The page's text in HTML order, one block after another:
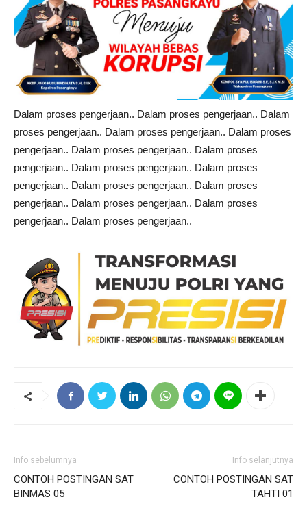
Dalam proses pengerjaan.. Dalam proses pengerjaan.. Dalam
proses pengerjaan.. Dalam proses pengerjaan.. Dalam proses
pengerjaan.. Dalam proses pengerjaan.. Dalam proses
pengerjaan.. Dalam proses pengerjaan.. Dalam proses
pengerjaan.. Dalam proses pengerjaan.. Dalam proses
pengerjaan.. Dalam proses pengerjaan.. Dalam proses
pengerjaan.. Dalam proses pengerjaan..
Info sebelumnya
CONTOH POSTINGAN SAT
BINMAS 05
Info selanjutnya
CONTOH POSTINGAN SAT
TAHTI 01